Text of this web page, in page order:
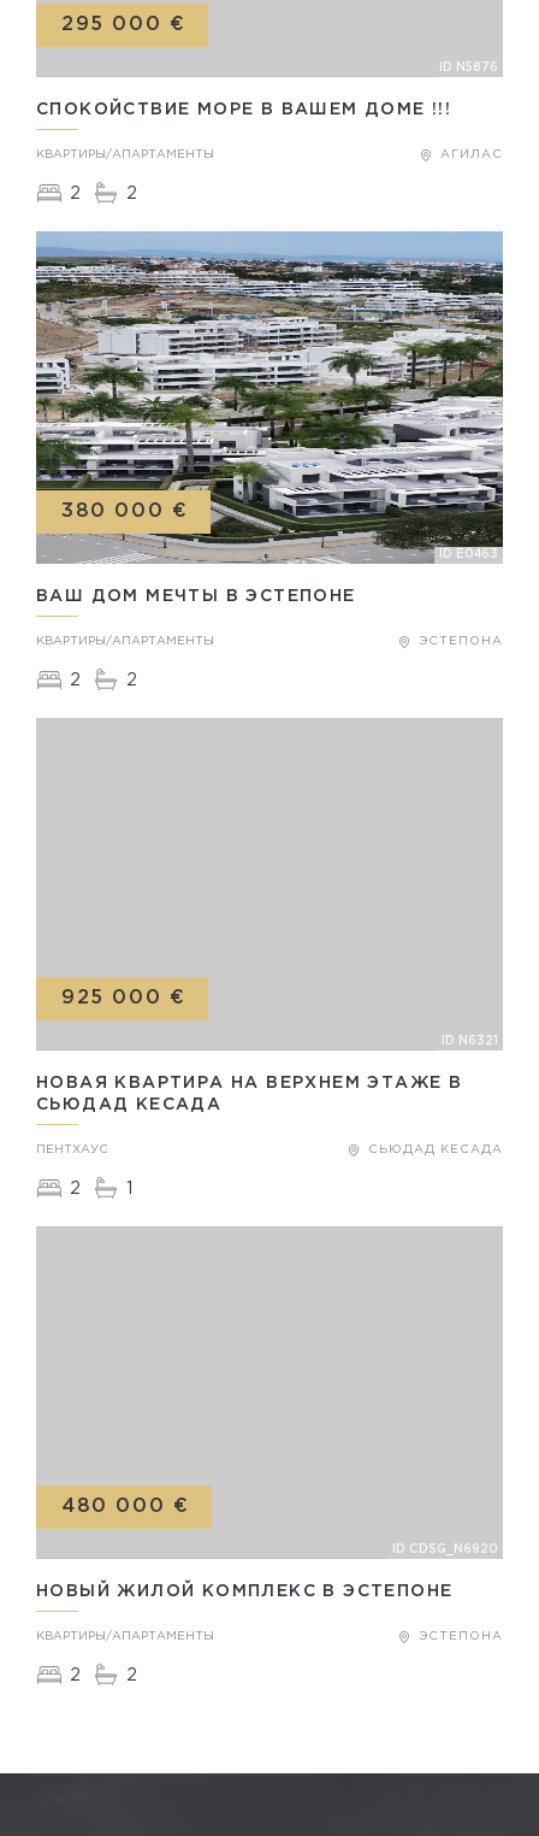
СПОКОЙСТВИЕ МОРЕ В ВАШЕМ ДОМЕ !!!
АГИЛАС
295 000 €
КВАРТИРЫ/АПАРТАМЕНТЫ
2 2
ID N5876
ВАШ ДОМ МЕЧТЫ В ЭСТЕПОНЕ
ЭСТЕПОНА
380 000 €
КВАРТИРЫ/АПАРТАМЕНТЫ
2 2
ID E0463
НОВАЯ КВАРТИРА НА ВЕРХНЕМ ЭТАЖЕ В
СЬЮДАД КЕСАДА
СЬЮДАД КЕСАДА
925 000 €
ПЕНТХАУС
2
ID N6321
НОВЫЙ ЖИЛОЙ КОМПЛЕКС В ЭСТЕПОНЕ
ЭСТЕПОНА
480 000 €
КВАРТИРЫ/АПАРТАМЕНТЫ
2 2
ID CDSG_N6920